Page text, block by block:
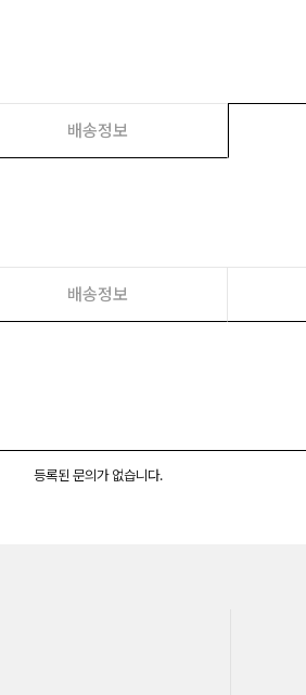
배송정보
배송정보
등록된 문의가 없습니다.